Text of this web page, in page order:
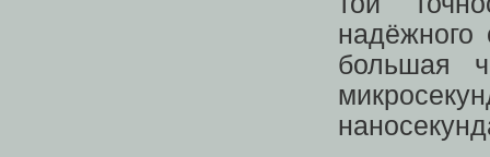
надёжного
большая